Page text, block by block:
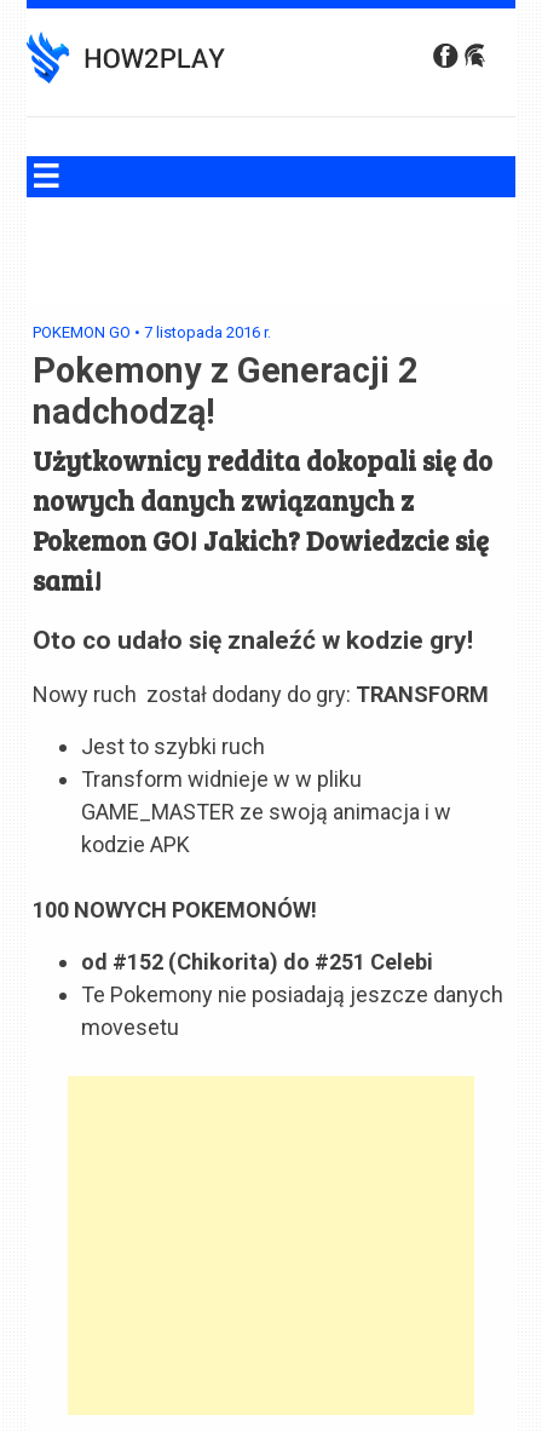
to
content
POKEMON GO •7 listopada 2016 r.
Pokemony z Generacji 2
nadchodzą!
Użytkownicy reddita dokopali się do
nowych danych związanych z
Pokemon GO! Jakich? Dowiedzcie się
sami!
Oto co udało się znaleźć w kodzie gry!
Nowy ruch został dodany do gry: TRANSFORM
Jest to szybki ruch
Transform widnieje w w pliku
GAME_MASTER ze swoją animacja i w
kodzie APK
100 NOWYCH POKEMONÓW!
od #152 (Chikorita) do #251 Celebi
Te Pokemony nie posiadają jeszcze danych
movesetu